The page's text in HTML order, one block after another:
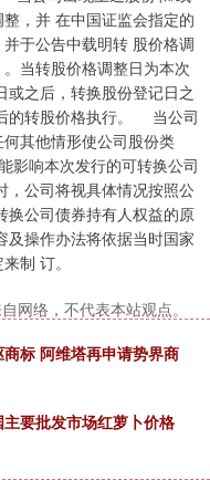
，并 在中国证监会指定的
于公告中载明转 股价格调
当转股价格调整日为本次
之后，转换股份登记日之
的转股价格执行。 当公司
其他情形使公司股份类
影响本次发行的可转换公司
，公司将视具体情况按照公
换公司债券持有人权益的原
及操作办法将依据当时国家
制 订。
网络，不代表本站观点。
标 阿维塔再申请势界商
要批发市场红萝卜价格